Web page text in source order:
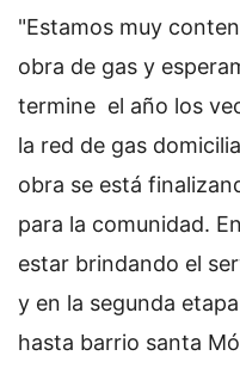
"Estamos muy
obra de gas y
termine el año los
la red de gas
obra se está
para la comunidad.
estar brindando el
y en la segunda
hasta barrio santa